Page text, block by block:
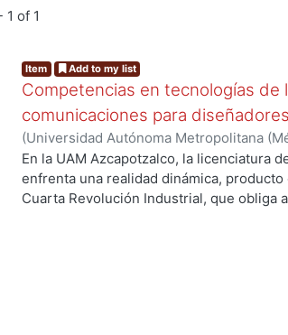
1 of 1
Item Add to my list
Competencias en tecnologías de
comunicaciones para
(Universidad Autónoma Metropolitana
de Servicios de Información.,2019-08)
En la UAM Azcapotzalco, la licenciatura
enfrenta una realidad dinámica,
Cuarta Revolución Industrial, que obliga